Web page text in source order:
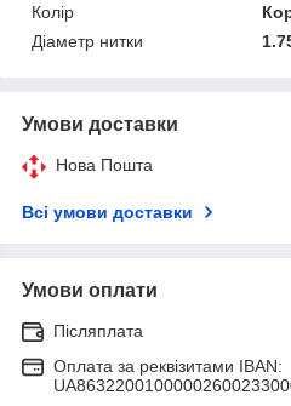
Колір
Діаметр нитки
Умови доставки
Нова Пошта
Всі умови доставки
Умови оплати
Післяплата
Оплата за реквізитами IBAN: